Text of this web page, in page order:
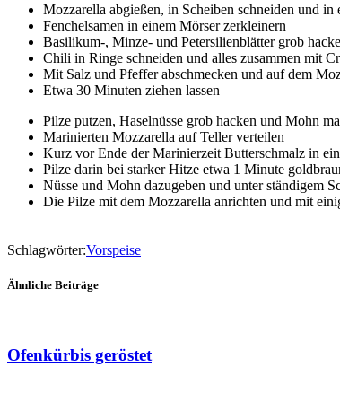
Mozzarella abgießen, in Scheiben schneiden und in
Fenchelsamen in einem Mörser zerkleinern
Basilikum-, Minze- und Petersilienblätter grob
Chili in Ringe schneiden und alles zusammen mit
Mit Salz und Pfeffer abschmecken und auf dem
Etwa 30 Minuten ziehen lassen
Pilze putzen, Haselnüsse grob hacken und Mohn
Marinierten Mozzarella auf Teller verteilen
Kurz vor Ende der Marinierzeit Butterschmalz in
Pilze darin bei starker Hitze etwa 1 Minute
Nüsse und Mohn dazugeben und unter ständigem
Die Pilze mit dem Mozzarella anrichten und mit
Schlagwörter:Vorspeise
Ähnliche Beiträge
Ofenkürbis geröstet